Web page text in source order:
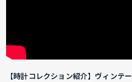
【時計コレクション紹介】ヴィンテー